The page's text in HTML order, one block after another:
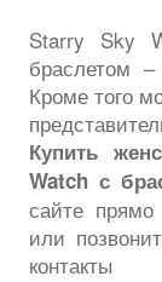
Starry Sky
браслетом
Кроме того
Купить
Watch с
сайте
или
контакты